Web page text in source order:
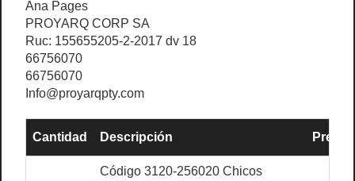
Ana Pages
PROYARQ CORP SA
Ruc: 155655205-2-2017 dv 18
66756070
66756070
Info@proyarqpty.com
Cantidad Descripción Precio
Código 3120-256020 Chicos